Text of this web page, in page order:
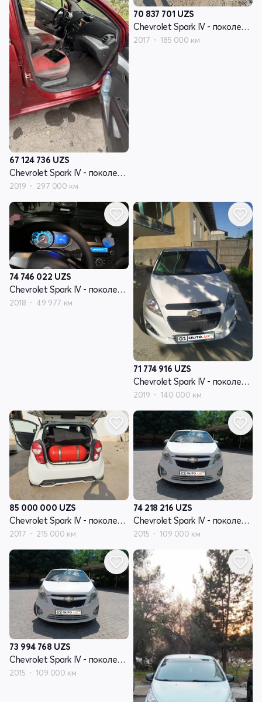
67 124 736 UZS
Chevrolet Spark IV - поколение
2019 297 000 км
70 837 701 UZS
Chevrolet Spark IV - поколение
2017 185 000 км
74 746 022 UZS
Chevrolet Spark IV - поколение
2018 49 977 км
71 774 916 UZS
Chevrolet Spark IV - поколение
2019 140 000 км
85 000 000 UZS
Chevrolet Spark IV - поколение
2017 215 000 км
74 218 216 UZS
Chevrolet Spark IV - поколение
2015 109 000 км
73 994 768 UZS
Chevrolet Spark IV - поколение
2015 109 000 км